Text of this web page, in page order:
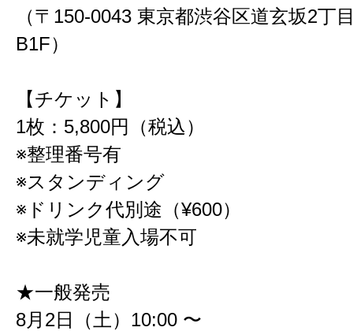
（〒150-0043 東京都渋谷区道玄坂2
B1F）
【チケット】
1枚：5,800円（税込）
※整理番号有
※スタンディング
※ドリンク代別途（¥600）
※未就学児童入場不可
★一般発売
8月2日（土）10:00 〜